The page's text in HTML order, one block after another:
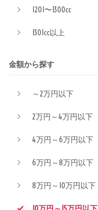
1201〜1300cc
1301cc以上
金額から探す
～2万円以下
2万円～4万円以下
4万円～6万円以下
6万円～8万円以下
8万円～10万円以下
10万円～15万円以下